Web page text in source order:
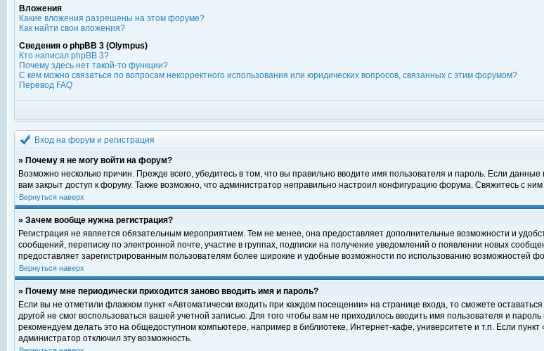
Вложения
Какие вложения разрешены на этом форуме?
Как найти свои вложения?
Сведения о phpBB 3 (Olympus)
Кто написал phpBB 3?
Почему здесь нет такой-то функции?
С кем можно связаться по вопросам некорректного использования или юридических вопросов, связанных с этим форумом?
Перевод FAQ
Вход на форум и регистрация
» Почему я не могу войти на форум?
Возможно несколько причин. Прежде всего, убедитесь в том, что вы правильно вводите имя пользователя и пароль. Если
вам закрыт доступ к форуму. Также возможно, что администратор неправильно настроил конфигурацию форума. Свяжитесь с
Вернуться наверх
» Зачем вообще нужна регистрация?
Регистрация не является обязательным мероприятием. Тем не менее, она предоставляет дополнительные возможности и
сообщений, переписку по электронной почте, участие в группах, подписки на получение уведомлений о появлении новых
предоставляет зарегистрированным пользователям более широкие и удобные возможности по использованию возможностей
Вернуться наверх
» Почему мне периодически приходится заново вводить имя и пароль?
Если вы не отметили флажком пункт «Автоматически входить при каждом посещении» на странице входа, то сможете
другой не смог воспользоваться вашей учетной записью. Для того чтобы вам не приходилось вводить имя пользователя и
рекомендуем делать это на общедоступном компьютере, например в библиотеке, Интернет-кафе, университете и т.п. Если пункт
администратор отключил эту возможность.